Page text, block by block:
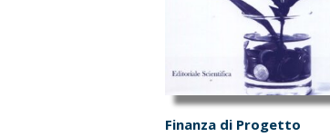
Finanza di Progetto